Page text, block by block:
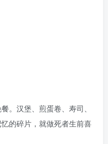
。汉堡、煎蛋卷、寿司、
的碎片，就做死者生前喜